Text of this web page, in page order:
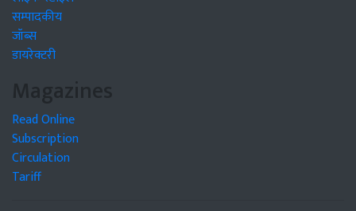
सम्पादकीय
जॉब्स
डायरेक्टरी
Magazines
Read Online
Subscription
Circulation
Tariff